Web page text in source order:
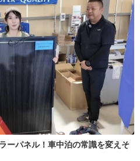
ーパネル！車中泊の常識を変えそ